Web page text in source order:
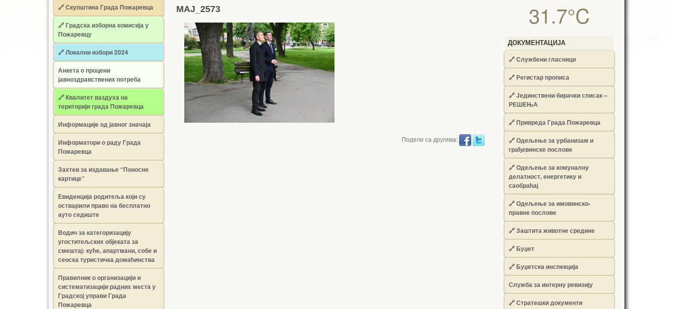
🔗 Скупштина Града Пожаревца
🔗Градска изборна комисија у
Пожаревцу
🔗 Локални избори 2024
Анкета о процени
јавноздравствених потреба
🔗 Квалитет ваздуха на
територији града Пожаревца
Информације од јавног значаја
Информатори о раду Града
Пожаревца
Захтев за издавање “Поносне
картице”
Евиденција родитеља који су
остварили право на бесплатно
ауто седиште
Водич за категоризацију
угоститељских објеката за
смештај: куће, апартмани, собе и
сеоска туристичка домаћинства
Правилник о организацији и
систематизацији радних места у
Градској управи Града
Пожаревца
MAJ_2573
Подели са другима:
31.7°C
ДОКУМЕНТАЦИЈА
🔗Службени гласници
🔗Регистар прописа
🔗Јединствени бирачки списак –
РЕШЕЊА
🔗Привреда Града Пожаревца
🔗Одељење за урбанизам и
грађевинске послове
🔗Одељење за комуналну
делатност, енергетику и
саобраћај
🔗Одељење за имовинско-
правне послове
🔗Заштита животне средине
🔗Буџет
🔗Буџетска инспекција
Служба за интерну ревизију
🔗Стратешки документи